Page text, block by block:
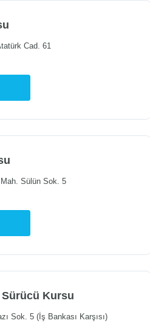
Cad. 61
Sülün Sok. 5
Sürücü Kursu
Sok. 5 (İş Bankası Karşısı)